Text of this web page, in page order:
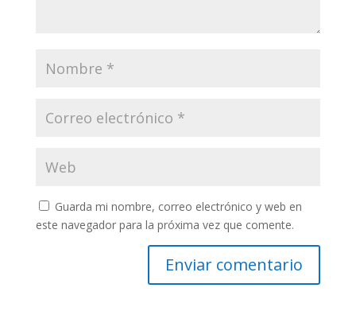
Guarda mi nombre, correo electrónico y web en
este navegador para la próxima vez que comente.